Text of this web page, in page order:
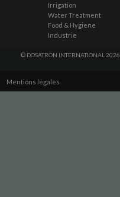
Irrigation
Water Treatment
Food & Hygiene
Industrie
© DOSATRON INTERNATIONAL 2026
Mentions légales